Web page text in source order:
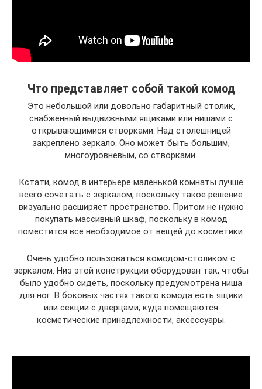
Что представляет собой такой комод
Это небольшой или довольно габаритный столик,
снабженный выдвижными ящиками или нишами с
открывающимися створками. Над столешницей
закреплено зеркало. Оно может быть большим,
многоуровневым, со створками.
Кстати, комод в интерьере маленькой комнаты лучше
всего сочетать с зеркалом, поскольку такое решение
визуально расширяет пространство. Притом не нужно
покупать массивный шкаф, поскольку в комод
поместится все необходимое от вещей до косметики.
Очень удобно пользоваться комодом-столиком с
зеркалом. Низ этой конструкции оборудован так, чтобы
было удобно сидеть, поскольку предусмотрена ниша
для ног. В боковых частях такого комода есть ящики
или секции с дверцами, куда помещаются
косметические принадлежности, аксессуары.